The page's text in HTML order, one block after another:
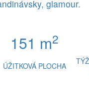
glamour.
151 m2
ÚŽITKOVÁ PLOCHA